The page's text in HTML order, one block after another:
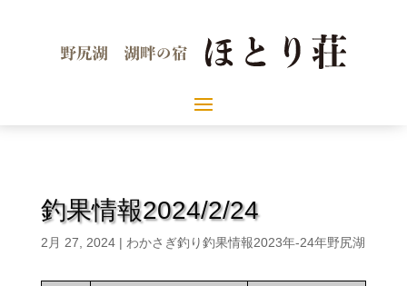
釣果情報2024/2/24
2月 27, 2024| わかさぎ釣り釣果情報2023年-24年野尻湖